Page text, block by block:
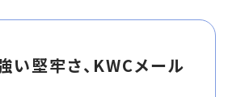
い堅牢さ、KWCメール